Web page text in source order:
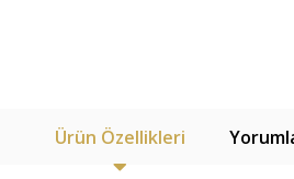
Ürün Özellikleri